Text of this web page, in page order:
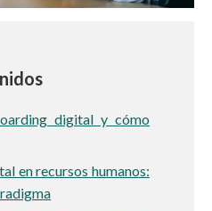
digital y cómo
en recursos humanos: